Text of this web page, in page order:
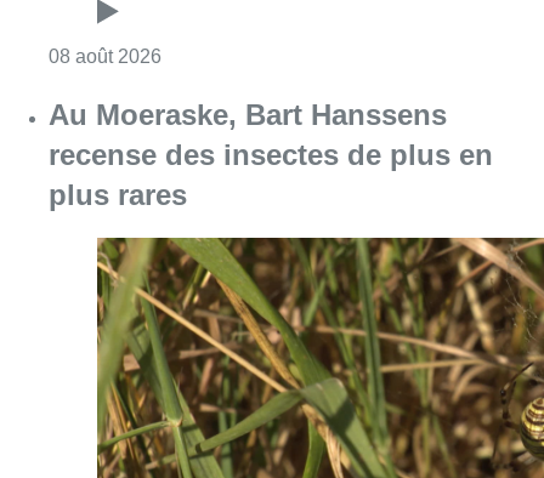
08 août 2026
Au Moeraske, Bart Hanssens
recense des insectes de plus en
plus rares